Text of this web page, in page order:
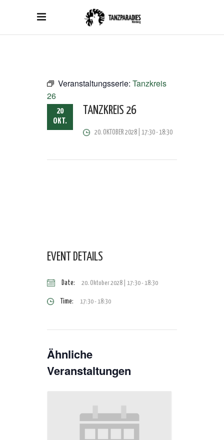
Veranstaltungsserie: Tanzkreis
26
20
OKT.
TANZKREIS 26
20. OKTOBER 2028 | 17:30-18:30
EVENT DETAILS
Date: 20. Oktober 2028 | 17:30-18:30
Time: 17:30 - 18:30
Ähnliche
Veranstaltungen